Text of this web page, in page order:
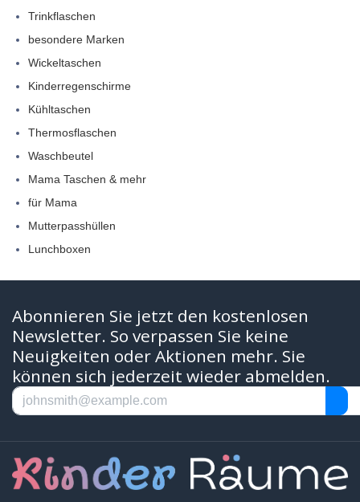
Trinkflaschen
besondere Marken
Wickeltaschen
Kinderregenschirme
Kühltaschen
Thermosflaschen
Waschbeutel
Mama Taschen & mehr
für Mama
Mutterpasshüllen
Lunchboxen
Abonnieren Sie jetzt den kostenlosen
Newsletter. So verpassen Sie keine
Neuigkeiten oder Aktionen mehr. Sie
können sich jederzeit wieder abmelden.